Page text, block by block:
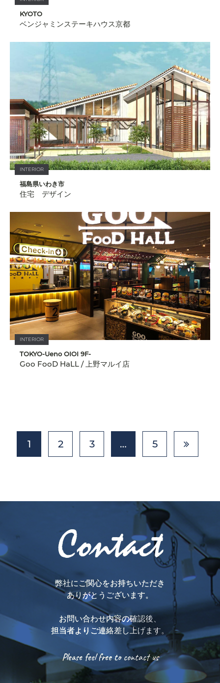
KYOTO
ベンジャミンステーキハウス京都
INTERIOR
福島県いわき市
住宅 デザイン
INTERIOR
TOKYO-Ueno OIOI 9F-
Goo FooD HaLL / 上野マルイ店
1 2 3 … 5
Contact
弊社にご関心をお持ちいただき
ありがとうございます。
お問い合わせ内容の確認後、
担当者よりご連絡差し上げます。
Please feel free to contact us